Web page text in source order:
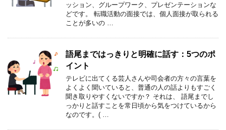
ッション、グループワーク、プレゼンテーションな
どです。 転職活動の面接では、個人面接が取られる
ことが多いの …
語尾まではっきりと明確に話す：5つのポ
イント
テレビに出てくる芸人さんや司会者の方々の言葉を
よくよく聞いていると、普通の人の話よりもすごく
聞き取りやすくないですか？ それは、 語尾までし
っかりと話すことを常日頃から気をつけているから
なのです。( …